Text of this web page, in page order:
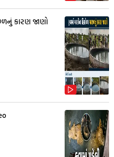
કારણ જાણો